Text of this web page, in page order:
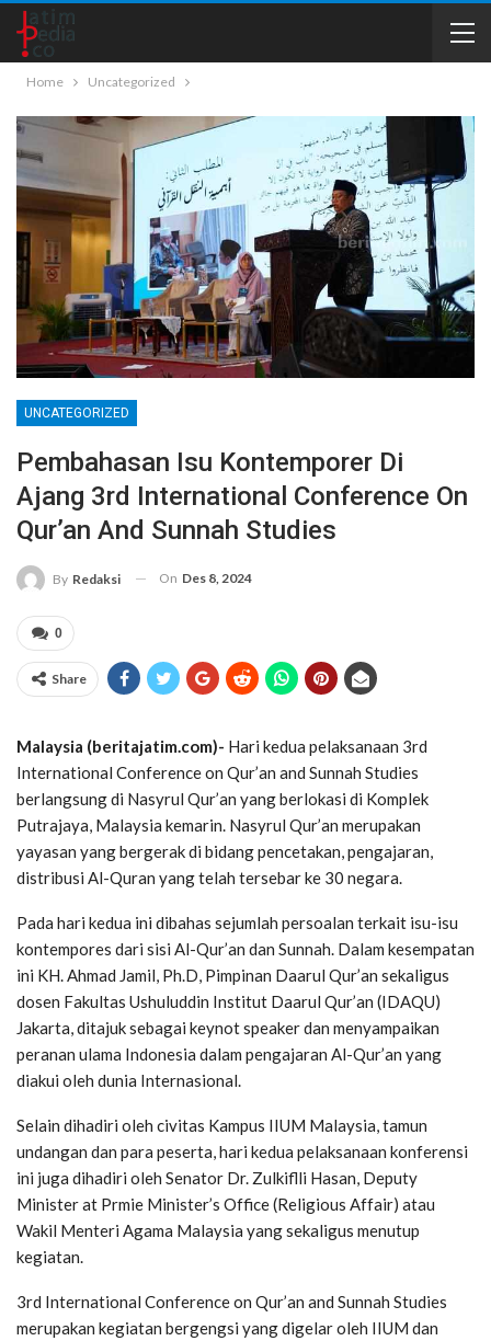
Home Uncategorized
UNCATEGORIZED
Pembahasan Isu Kontemporer Di
Ajang 3rd International Conference On
Qur’an And Sunnah Studies
By Redaksi On Des 8, 2024
0
Share
Malaysia (beritajatim.com)- Hari kedua pelaksanaan 3rd
International Conference on Qur’an and Sunnah Studies
berlangsung di Nasyrul Qur’an yang berlokasi di Komplek
Putrajaya, Malaysia kemarin. Nasyrul Qur’an merupakan
yayasan yang bergerak di bidang pencetakan, pengajaran,
distribusi Al-Quran yang telah tersebar ke 30 negara.
Pada hari kedua ini dibahas sejumlah persoalan terkait isu-isu
kontempores dari sisi Al-Qur’an dan Sunnah. Dalam kesempatan
ini KH. Ahmad Jamil, Ph.D, Pimpinan Daarul Qur’an sekaligus
dosen Fakultas Ushuluddin Institut Daarul Qur’an (IDAQU)
Jakarta, ditajuk sebagai keynot speaker dan menyampaikan
peranan ulama Indonesia dalam pengajaran Al-Qur’an yang
diakui oleh dunia Internasional.
Selain dihadiri oleh civitas Kampus IIUM Malaysia, tamun
undangan dan para peserta, hari kedua pelaksanaan konferensi
ini juga dihadiri oleh Senator Dr. Zulkiflli Hasan, Deputy
Minister at Prmie Minister’s Office (Religious Affair) atau
Wakil Menteri Agama Malaysia yang sekaligus menutup
kegiatan.
3rd International Conference on Qur’an and Sunnah Studies
merupakan kegiatan bergengsi yang digelar oleh IIUM dan